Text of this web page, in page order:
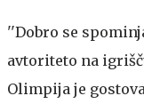
''Dobro se
avtoriteto na
Olimpija je